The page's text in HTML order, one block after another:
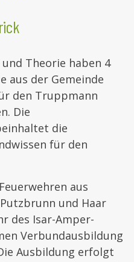
Theorie haben 4
aus der Gemeinde
den Truppmann
Die
die
für den
aus
und Haar
des Isar-Amper-
Verbundausbildung
Ausbildung erfolgt